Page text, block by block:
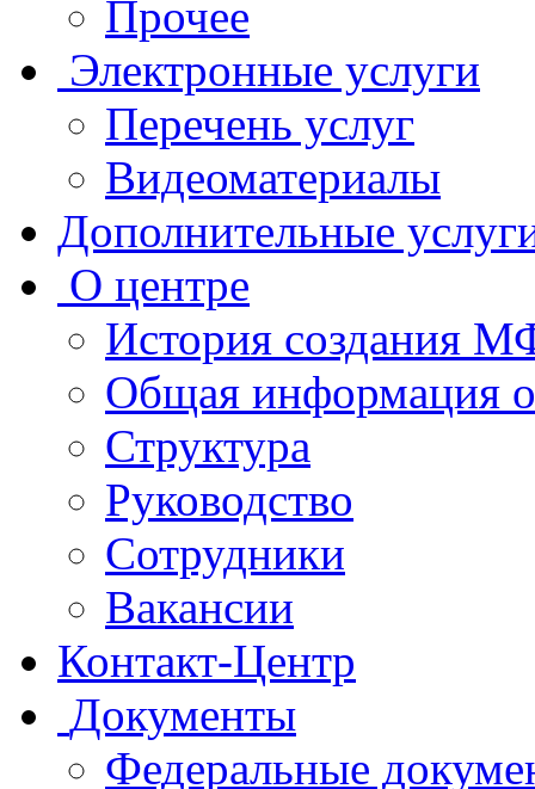
Прочее
Электронные услуги
Перечень услуг
Видеоматериалы
Дополнительные
О центре
История создания
Общая
Структура
Руководство
Сотрудники
Вакансии
Контакт-Центр
Документы
Федеральные